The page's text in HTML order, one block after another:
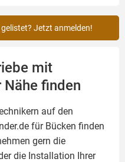
Jetzt anmelden!
mit
finden
auf den
für Bücken finden
gern die
die Installation Ihrer